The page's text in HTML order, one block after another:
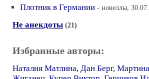
Плотник в Германии - новеллы,
Не анекдоты (21)
Избранные авторы:
Наталия Матлина, Дан Берг,